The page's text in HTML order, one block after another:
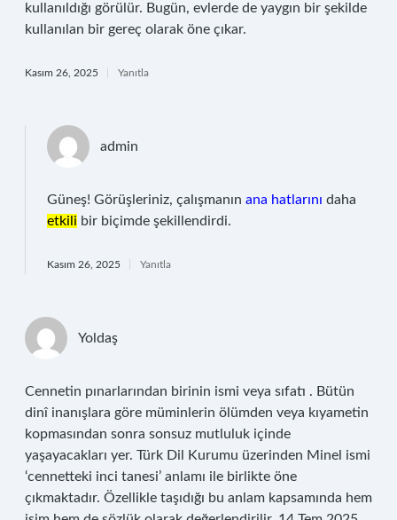
kullanıldığı görülür. Bugün, evlerde de yaygın bir şekilde
kullanılan bir gereç olarak öne çıkar.
Kasım 26, 2025 Yanıtla
admin
Güneş! Görüşleriniz, çalışmanın ana hatlarını daha
etkili bir biçimde şekillendirdi.
Kasım 26, 2025 Yanıtla
Yoldaş
Cennetin pınarlarından birinin ismi veya sıfatı . Bütün
dinî inanışlara göre müminlerin ölümden veya kıyametin
kopmasından sonra sonsuz mutluluk içinde
yaşayacakları yer. Türk Dil Kurumu üzerinden Minel ismi
‘cennetteki inci tanesi’ anlamı ile birlikte öne
çıkmaktadır. Özellikle taşıdığı bu anlam kapsamında hem